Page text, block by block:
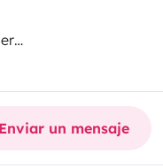
Enviar un mensaje